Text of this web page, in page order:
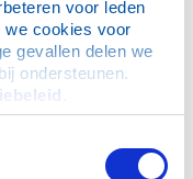
voor leden
we cookies voor
gevallen delen we
ondersteunen.
e.o. op dinsdag
Rotaryclub